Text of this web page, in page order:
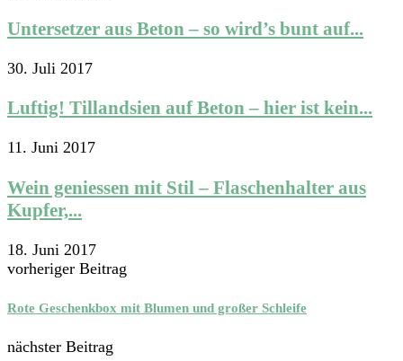
Untersetzer aus Beton – so wird’s bunt auf...
30. Juli 2017
Luftig! Tillandsien auf Beton – hier ist kein...
11. Juni 2017
Wein geniessen mit Stil – Flaschenhalter aus
Kupfer,...
18. Juni 2017
vorheriger Beitrag
Rote Geschenkbox mit Blumen und großer Schleife
nächster Beitrag